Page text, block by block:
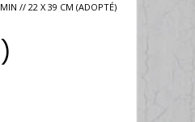
// 22 X 39 CM (ADOPTÉ)